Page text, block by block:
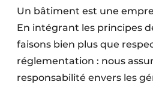
Un bâtiment est une
En intégrant les principes
faisons bien plus que
réglementation : nous
responsabilité envers les